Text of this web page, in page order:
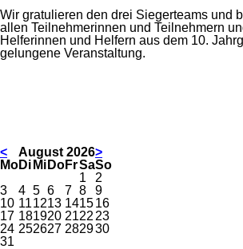
Wir gratulieren den drei Siegerteams und
allen Teilnehmerinnen und Teilnehmern
Helferinnen und Helfern aus dem 10.
gelungene Veranstaltung.
< August 2026>
Montag
Dienstag
Mittwoch
Donnerstag
Freitag
Samstag
Sonntag
1
2
3
4 5 6 7 8
9
10 111213 141516
17 181920 2122 23
24 252627 282930
31